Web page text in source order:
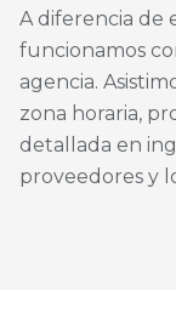
A diferencia de
funcionamos
agencia.
zona horaria,
detallada en
proveedores y